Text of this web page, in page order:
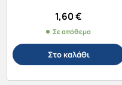
1,60€
Σε απόθεμα
Στο καλάθι